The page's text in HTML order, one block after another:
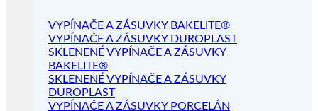
VYPÍNAČE A ZÁSUVKY BAKELITE®
VYPÍNAČE A ZÁSUVKY DUROPLAST
SKLENENÉ VYPÍNAČE A ZÁSUVKY
BAKELITE®
SKLENENÉ VYPÍNAČE A ZÁSUVKY
DUROPLAST
VYPÍNAČE A ZÁSUVKY PORCELÁN